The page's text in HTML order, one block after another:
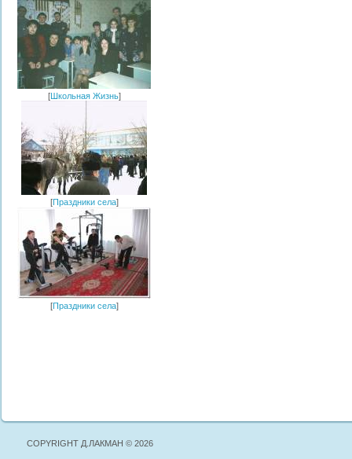
[Школьная Жизнь]
[Праздники села]
[Праздники села]
COPYRIGHT Д.ЛАКМАН © 2026